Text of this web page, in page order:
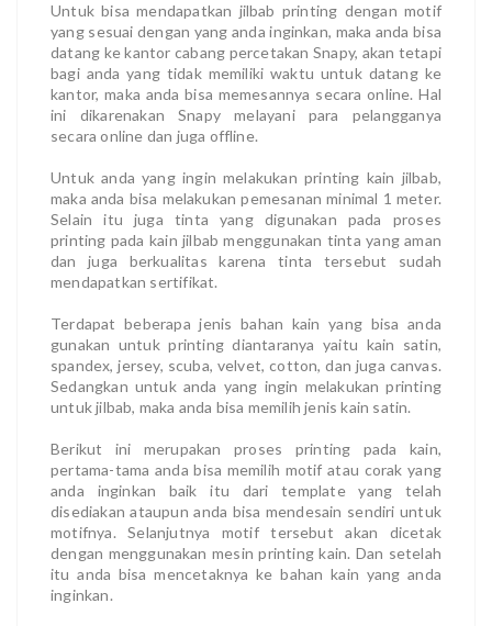
Untuk bisa mendapatkan jilbab printing dengan motif
yang sesuai dengan yang anda inginkan, maka anda bisa
datang ke kantor cabang percetakan Snapy, akan tetapi
bagi anda yang tidak memiliki waktu untuk datang ke
kantor, maka anda bisa memesannya secara online. Hal
ini dikarenakan Snapy melayani para pelangganya
secara online dan juga offline.
Untuk anda yang ingin melakukan printing kain jilbab,
maka anda bisa melakukan pemesanan minimal 1 meter.
Selain itu juga tinta yang digunakan pada proses
printing pada kain jilbab menggunakan tinta yang aman
dan juga berkualitas karena tinta tersebut sudah
mendapatkan sertifikat.
Terdapat beberapa jenis bahan kain yang bisa anda
gunakan untuk printing diantaranya yaitu kain satin,
spandex, jersey, scuba, velvet, cotton, dan juga canvas.
Sedangkan untuk anda yang ingin melakukan printing
untuk jilbab, maka anda bisa memilih jenis kain satin.
Berikut ini merupakan proses printing pada kain,
pertama-tama anda bisa memilih motif atau corak yang
anda inginkan baik itu dari template yang telah
disediakan ataupun anda bisa mendesain sendiri untuk
motifnya. Selanjutnya motif tersebut akan dicetak
dengan menggunakan mesin printing kain. Dan setelah
itu anda bisa mencetaknya ke bahan kain yang anda
inginkan.